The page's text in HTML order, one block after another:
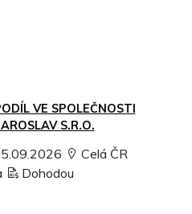
VE SPOLEČNOSTI
S.R.O.
Celá ČR
Dohodou